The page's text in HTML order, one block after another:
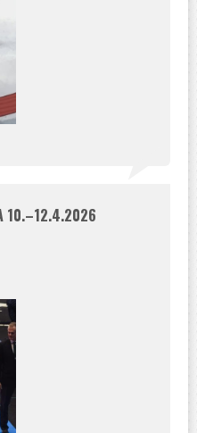
10.–12.4.2026